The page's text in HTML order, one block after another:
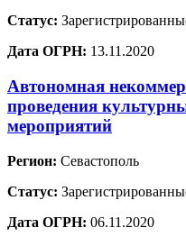
Статус:
Дата ОГРН: 13.11.2020
Автономная
проведения
мероприятий
Регион: Севастополь
Статус:
Дата ОГРН: 06.11.2020